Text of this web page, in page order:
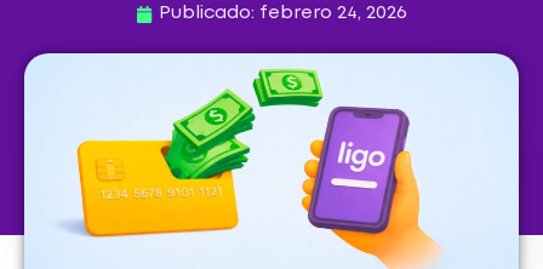
Publicado: febrero 24, 2026